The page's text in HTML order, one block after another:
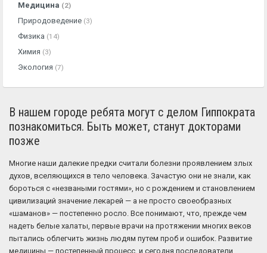
Медицина (2)
Природоведение (3)
Физика (14)
Химия (3)
Экология (7)
В нашем городе ребята могут с делом Гиппократа
познакомиться. Быть может, станут докторами
позже
Многие наши далекие предки считали болезни проявлением злых
духов, вселяющихся в тело человека. Зачастую они не знали, как
бороться с «незваными гостями», но с рождением и становлением
цивилизаций значение лекарей — а не просто своеобразных
«шаманов» — постепенно росло. Все понимают, что, прежде чем
надеть белые халаты, первые врачи на протяжении многих веков
пытались облегчить жизнь людям путем проб и ошибок. Развитие
медицины — постепенный процесс, и сегодня последователи